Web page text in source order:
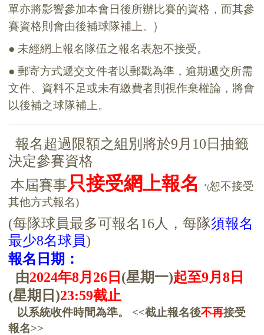
單亦將影響參加本會日後所辦比賽的資格，而其參
賽資格則會由後補球隊補上。)
● 未經網上報名隊伍之報名表恕不接受。
● 郵寄方式遞交文件者以郵戳為準，逾期遞交所需
文件、資料不足或未有繳費者則視作棄權論，將會
以後補之球隊補上。
報名超過限額之組別將於9月10日抽籤
決定參賽資格
本屆賽事只接受網上報名*(恕不接受
其他方式報名)
(每隊球員最多可報名16人，每隊須報名
最少8名球員)
報名日期：
由2024年8月26日 (星期一)起至9月8日
(星期日)23:59截止
以系統收件時間為準。 <<截止報名後不再接受
報名>>